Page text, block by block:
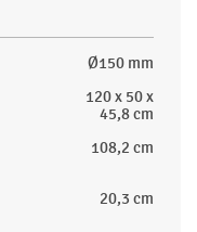
Ø150 mm
120 x 50 x
45,8 cm
108,2 cm
20,3 cm